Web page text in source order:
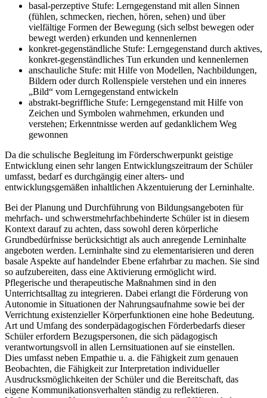
basal-perzeptive Stufe: Lerngegenstand mit allen Sinnen
(fühlen, schmecken, riechen, hören, sehen) und über
vielfältige Formen der Bewegung (sich selbst bewegen oder
bewegt werden) erkunden und kennenlernen
konkret-gegenständliche Stufe: Lerngegenstand durch aktives,
konkret-gegenständliches Tun erkunden und kennenlernen
anschauliche Stufe: mit Hilfe von Modellen, Nachbildungen,
Bildern oder durch Rollenspiele verstehen und ein inneres
„Bild“ vom Lerngegenstand entwickeln
abstrakt-begriffliche Stufe: Lerngegenstand mit Hilfe von
Zeichen und Symbolen wahrnehmen, erkunden und
verstehen; Erkenntnisse werden auf gedanklichem Weg
gewonnen
Da die schulische Begleitung im Förderschwerpunkt geistige
Entwicklung einen sehr langen Entwicklungszeitraum der Schüler
umfasst, bedarf es durchgängig einer alters- und
entwicklungsgemäßen inhaltlichen Akzentuierung der Lerninhalte.
Bei der Planung und Durchführung von Bildungsangeboten für
mehrfach- und schwerstmehrfachbehinderte Schüler ist in diesem
Kontext darauf zu achten, dass sowohl deren körperliche
Grundbedürfnisse berücksichtigt als auch anregende Lerninhalte
angeboten werden. Lerninhalte sind zu elementarisieren und deren
basale Aspekte auf handelnder Ebene erfahrbar zu machen. Sie sind
so aufzubereiten, dass eine Aktivierung ermöglicht wird.
Pflegerische und therapeutische Maßnahmen sind in den
Unterrichtsalltag zu integrieren. Dabei erlangt die Förderung von
Autonomie in Situationen der Nahrungsaufnahme sowie bei der
Verrichtung existenzieller Körperfunktionen eine hohe Bedeutung.
Art und Umfang des sonderpädagogischen Förderbedarfs dieser
Schüler erfordern Bezugspersonen, die sich pädagogisch
verantwortungsvoll in allen Lernsituationen auf sie einstellen.
Dies umfasst neben Empathie u. a. die Fähigkeit zum genauen
Beobachten, die Fähigkeit zur Interpretation individueller
Ausdrucksmöglichkeiten der Schüler und die Bereitschaft, das
eigene Kommunikationsverhalten ständig zu reflektieren.